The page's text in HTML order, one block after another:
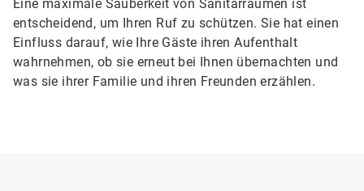
Eine maximale Sauberkeit von Sanitärräumen ist
entscheidend, um Ihren Ruf zu schützen. Sie hat einen
Einfluss darauf, wie Ihre Gäste ihren Aufenthalt
wahrnehmen, ob sie erneut bei Ihnen übernachten und
was sie ihrer Familie und ihren Freunden erzählen.